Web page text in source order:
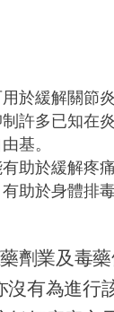
於緩解關節
許多已知在
基。
助於緩解疼
助於身體排
藥劑業及毒
沒有為進行